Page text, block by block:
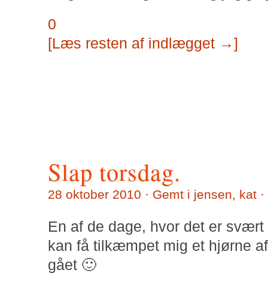
0
[Læs resten af indlægget →]
Slap torsdag.
28 oktober 2010 · Gemt i jensen, kat ·
En af de dage, hvor det er
kan få tilkæmpet mig et hjørne
gået 🙂